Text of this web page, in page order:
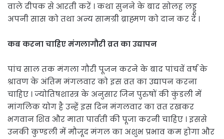
वाले दीपक से आरती करें । कथा सुनने के बाद सोलह लड्डू
अपनी सास को तथा अन्य सामग्री ब्राह्मण को दान कर दें ।
कब करना चाहिए मंगलागौरी व्रत का उद्यापन
पांच साल तक मंगला गौरी पूजन करने के बाद पांचवें वर्ष के
श्रावण के अंतिम मंगलवार को इस व्रत का उद्यापन करना
चाहिए । ज्योतिषशास्त्र के अनुसार जिन पुरुषों की कुंडली में
मांगलिक योग है उन्हें इस दिन मंगलवार का व्रत रखकर
भगवान शिव और माता पार्वती की पूजा करनी चाहिए । इससे
उनकी कुण्डली में मौजूद मंगल का अशुभ प्रभाव कम होगा और